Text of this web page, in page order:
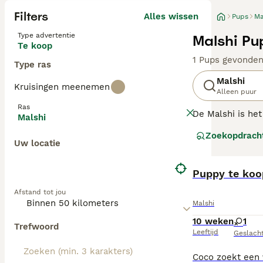
Filters Alles wissen
Type advertentie
Te koop
Type ras
Kruisingen meenemen
Ras
Malshi
Uw locatie
Afstand tot jou
Trefwoord
Pups
Malshi
1 Pups gevonden
Malshi
Alleen puur
De Malshi is
groeide en
Lees onze
Puppy te
Malshi
10 weken
Leeftijd
1